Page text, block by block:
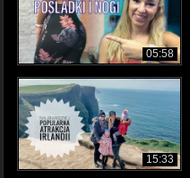
05:58
15:33